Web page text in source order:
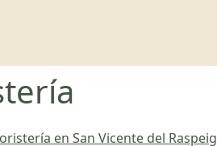
en San Vicente del Raspeig